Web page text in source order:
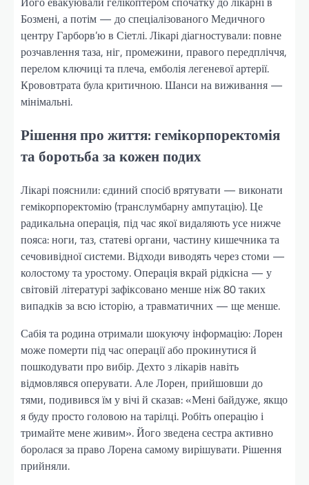
Бозмені, а потім — до спеціалізованого Медичного
центру Гарборв’ю в Сіетлі. Лікарі діагностували: повне
розчавлення таза, ніг, промежини, правого передпліччя,
перелом ключиці та плеча, емболія легеневої артерії.
Крововтрата була критичною. Шанси на виживання —
мінімальні.
Рішення про життя: гемікорпоректомія
та боротьба за кожен подих
Лікарі пояснили: єдиний спосіб врятувати — виконати
гемікорпоректомію (транслумбарну ампутацію). Це
радикальна операція, під час якої видаляють усе нижче
пояса: ноги, таз, статеві органи, частину кишечника та
сечовивідної системи. Відходи виводять через стоми —
колостому та уростому. Операція вкрай рідкісна — у
світовій літературі зафіксовано менше ніж 80 таких
випадків за всю історію, а травматичних — ще менше.
Сабія та родина отримали шокуючу інформацію: Лорен
може померти під час операції або прокинутися й
пошкодувати про вибір. Дехто з лікарів навіть
відмовлявся оперувати. Але Лорен, прийшовши до
тями, подивився їм у вічі й сказав: «Мені байдуже, якщо
я буду просто головою на тарілці. Робіть операцію і
тримайте мене живим». Його зведена сестра активно
боролася за право Лорена самому вирішувати. Рішення
прийняли.